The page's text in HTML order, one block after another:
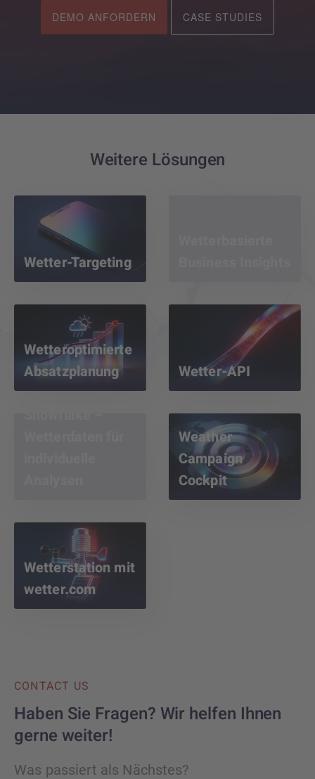
DEMO ANFORDERN CASE STUDIES
Weitere Lösungen
Wetter-Targeting
Wetteroptimierte
Absatzplanung
Wetter-API
Weather
Campaign
Cockpit
Wetterstation mit
wetter.com
CONTACT US
Haben Sie Fragen? Wir helfen Ihnen
gerne weiter!
Was passiert als Nächstes?